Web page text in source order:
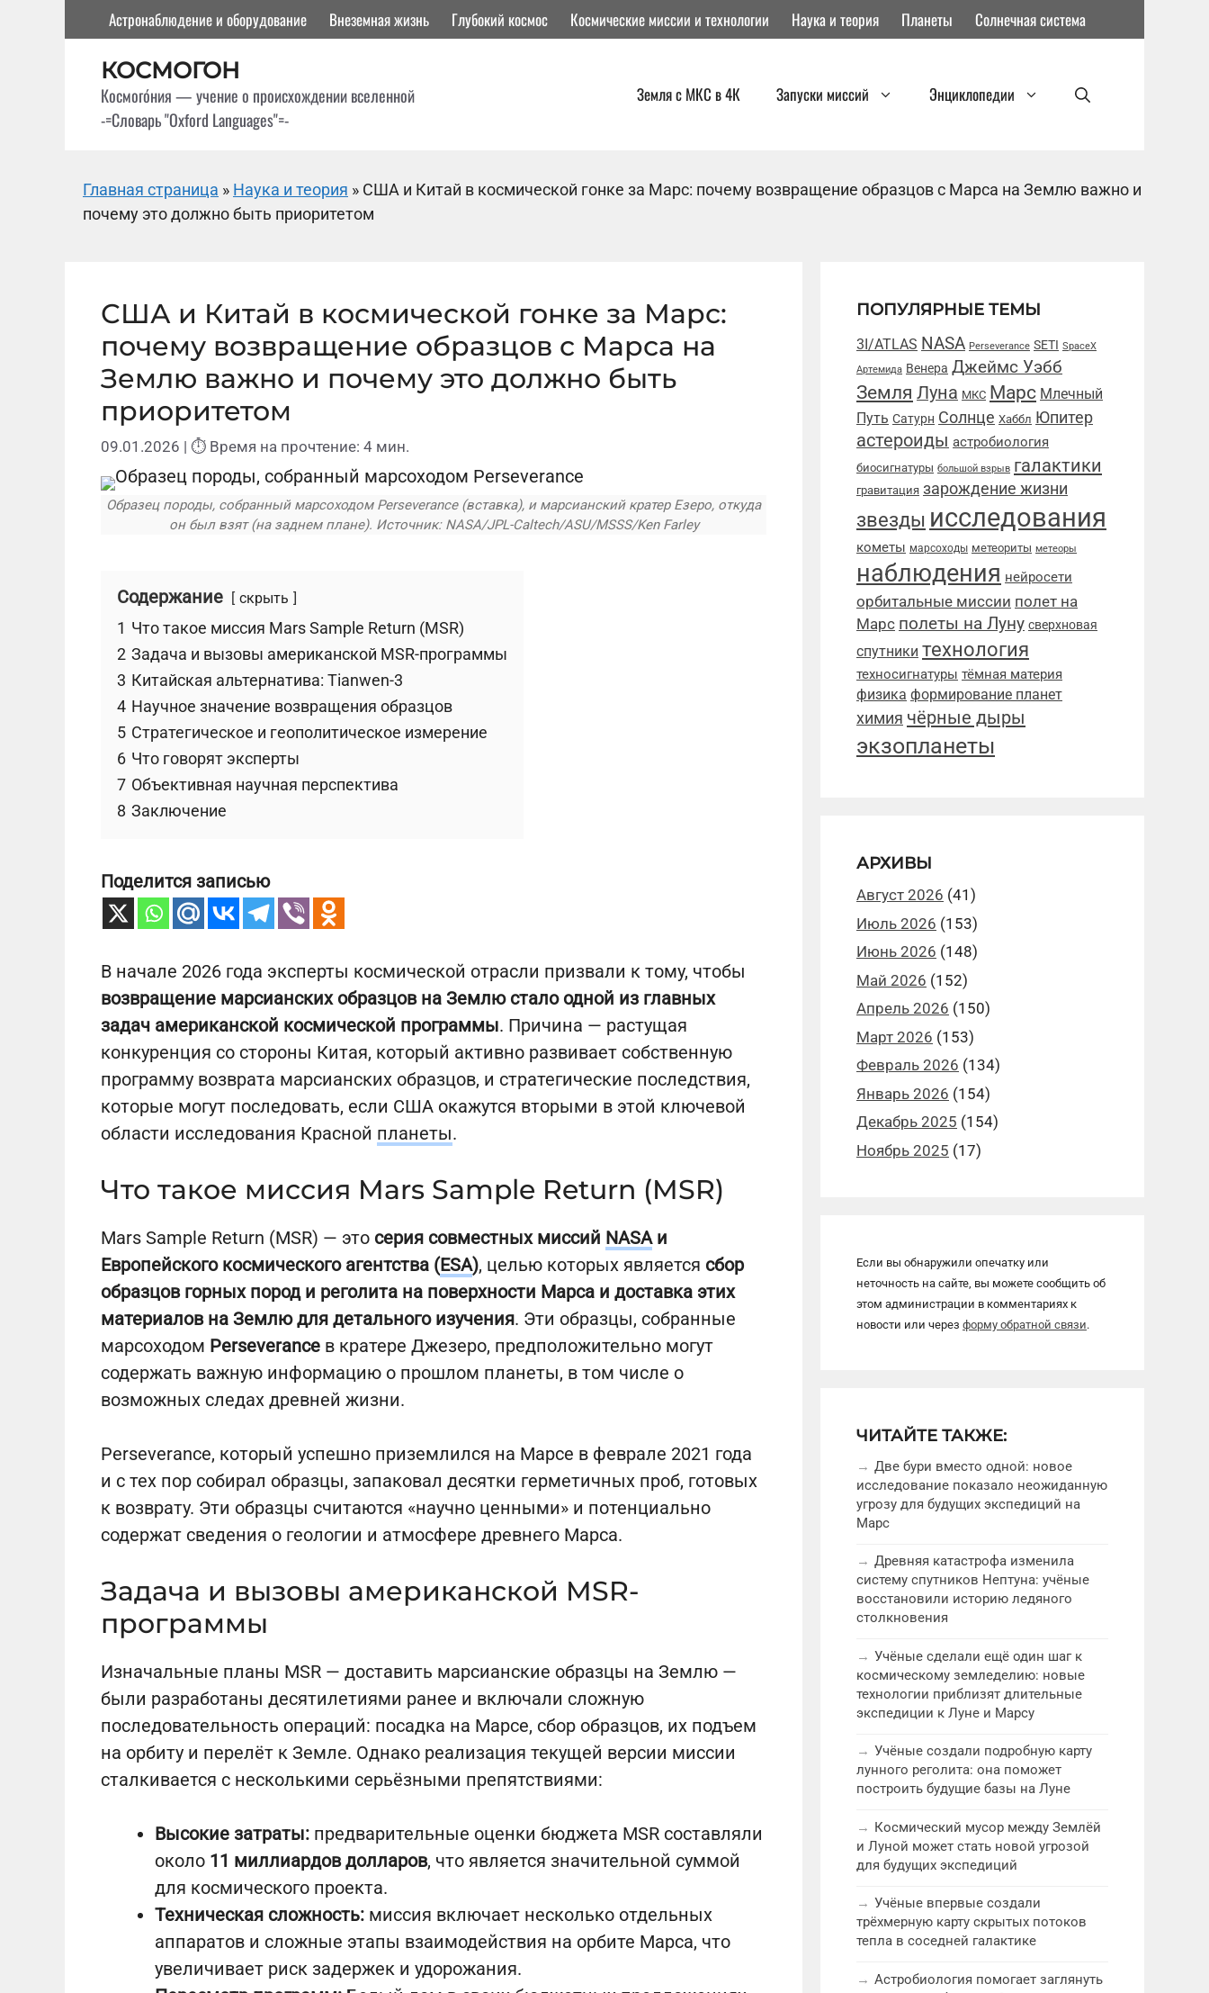
содержимому
Астронаблюдение и оборудование Внеземная жизнь Глубокий космос Космические миссии и технологии Наука и теория Планеты Солнечная система
КОСМОГОН
Космого́ния — учение о происхождении вселенной
-=Словарь "Oxford Languages"=-
Земля с МКС в 4К Запуски миссий Энциклопедии
Главная страница » Наука и теория » США и Китай в космической гонке за Марс: почему возвращение образцов с Марса на Землю важно и
почему это должно быть приоритетом
США и Китай в космической гонке за Марс:
почему возвращение образцов с Марса на
Землю важно и почему это должно быть
приоритетом
09.01.2026 | ⏱ Время на прочтение: 4 мин.
Образец породы, собранный марсоходом Perseverance (вставка), и марсианский кратер Езеро, откуда
он был взят (на заднем плане). Источник: NASA/JPL-Caltech/ASU/MSSS/Ken Farley
Содержание скрыть
1 Что такое миссия Mars Sample Return (MSR)
2 Задача и вызовы американской MSR-программы
3 Китайская альтернатива: Tianwen-3
4 Научное значение возвращения образцов
5 Стратегическое и геополитическое измерение
6 Что говорят эксперты
7 Объективная научная перспектива
8 Заключение
Поделится записью
В начале 2026 года эксперты космической отрасли призвали к тому, чтобы
возвращение марсианских образцов на Землю стало одной из главных
задач американской космической программы. Причина — растущая
конкуренция со стороны Китая, который активно развивает собственную
программу возврата марсианских образцов, и стратегические последствия,
которые могут последовать, если США окажутся вторыми в этой ключевой
области исследования Красной планеты.
Что такое миссия Mars Sample Return (MSR)
Mars Sample Return (MSR) — это серия совместных миссий NASAи
Европейского космического агентства (ESA), целью которых является сбор
образцов горных пород и реголита на поверхности Марса и доставка этих
материалов на Землю для детального изучения. Эти образцы, собранные
марсоходом Perseverance в кратере Джезеро, предположительно могут
содержать важную информацию о прошлом планеты, в том числе о
возможных следах древней жизни.
Perseverance, который успешно приземлился на Марсе в феврале 2021 года
и с тех пор собирал образцы, запаковал десятки герметичных проб, готовых
к возврату. Эти образцы считаются «научно ценными» и потенциально
содержат сведения о геологии и атмосфере древнего Марса.
Задача и вызовы американской MSR-
программы
Изначальные планы MSR — доставить марсианские образцы на Землю —
были разработаны десятилетиями ранее и включали сложную
последовательность операций: посадка на Марсе, сбор образцов, их подъем
на орбиту и перелёт к Земле. Однако реализация текущей версии миссии
сталкивается с несколькими серьёзными препятствиями:
Высокие затраты: предварительные оценки бюджета MSR составляли
около 11 миллиардов долларов, что является значительной суммой
для космического проекта.
Техническая сложность: миссия включает несколько отдельных
аппаратов и сложные этапы взаимодействия на орбите Марса, что
увеличивает риск задержек и удорожания.
ПОПУЛЯРНЫЕ ТЕМЫ
3I/ATLAS NASA Perseverance SETI SpaceX
Артемида Венера Джеймс Уэбб
Земля Луна МКС Марс Млечный
Путь Сатурн Солнце Хаббл Юпитер
астероиды астробиология
биосигнатуры большой взрыв галактики
гравитация зарождение жизни
звезды исследования
кометы марсоходы метеориты метеоры
наблюдения нейросети
орбитальные миссии полет на
Марс полеты на Луну сверхновая
спутники технология
техносигнатуры тёмная материя
физика формирование планет
химия чёрные дыры
экзопланеты
АРХИВЫ
Август 2026 (41)
Июль 2026 (153)
Июнь 2026 (148)
Май 2026 (152)
Апрель 2026 (150)
Март 2026 (153)
Февраль 2026 (134)
Январь 2026 (154)
Декабрь 2025 (154)
Ноябрь 2025 (17)
Если вы обнаружили опечатку или
неточность на сайте, вы можете сообщить об
этом администрации в комментариях к
новости или через форму обратной связи.
ЧИТАЙТЕ ТАКЖЕ:
Две бури вместо одной: новое
исследование показало неожиданную
угрозу для будущих экспедиций на
Марс
Древняя катастрофа изменила
систему спутников Нептуна: учёные
восстановили историю ледяного
столкновения
Учёные сделали ещё один шаг к
космическому земледелию: новые
технологии приблизят длительные
экспедиции к Луне и Марсу
Учёные создали подробную карту
лунного реголита: она поможет
построить будущие базы на Луне
Космический мусор между Землёй
и Луной может стать новой угрозой
для будущих экспедиций
Учёные впервые создали
трёхмерную карту скрытых потоков
тепла в соседней галактике
Астробиология помогает заглянуть